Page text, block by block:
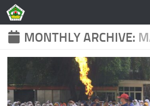
Skip to content
MONTHLY ARCHIVE: